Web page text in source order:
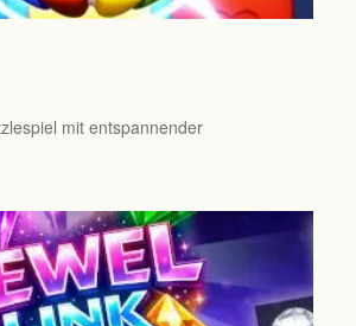
mit entspannender